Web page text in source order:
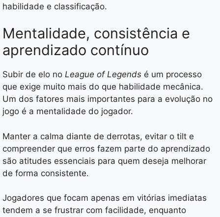
habilidade e classificação.
Mentalidade, consistência e
aprendizado contínuo
Subir de elo no League of Legends é um processo
que exige muito mais do que habilidade mecânica.
Um dos fatores mais importantes para a evolução no
jogo é a mentalidade do jogador.
Manter a calma diante de derrotas, evitar o tilt e
compreender que erros fazem parte do aprendizado
são atitudes essenciais para quem deseja melhorar
de forma consistente.
Jogadores que focam apenas em vitórias imediatas
tendem a se frustrar com facilidade, enquanto